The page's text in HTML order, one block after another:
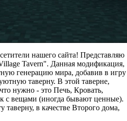
нашего сайта! Представляю
Tavern". Данная модификация,
генерацию мира, добавив в игру
таверну. В этой таверне,
нужно - это Печь, Кровать,
с вещами (иногда бывают ценные).
таверну, в качестве Второго дома,